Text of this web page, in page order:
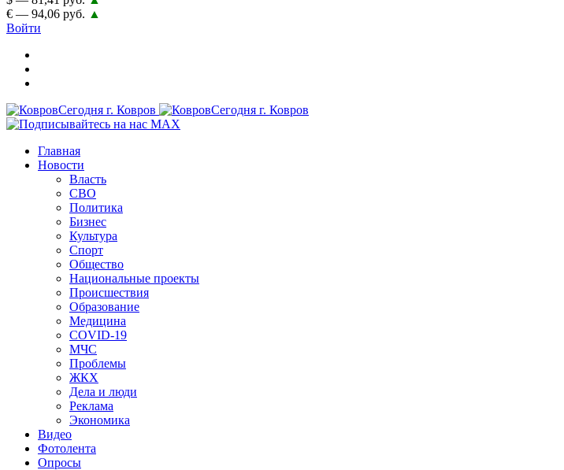
€ — 94,06 руб. ▲
Войти
Главная
Новости
Власть
СВО
Политика
Бизнес
Культура
Спорт
Общество
Национальные проекты
Происшествия
Образование
Медицина
COVID-19
МЧС
Проблемы
ЖКХ
Дела и люди
Реклама
Экономика
Видео
Фотолента
Опросы